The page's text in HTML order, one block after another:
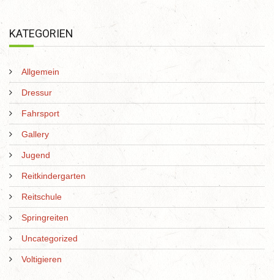
KATEGORIEN
Allgemein
Dressur
Fahrsport
Gallery
Jugend
Reitkindergarten
Reitschule
Springreiten
Uncategorized
Voltigieren